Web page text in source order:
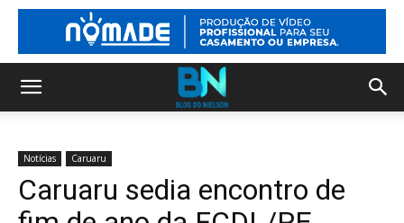
Notícias Caruaru
Caruaru sedia encontro de